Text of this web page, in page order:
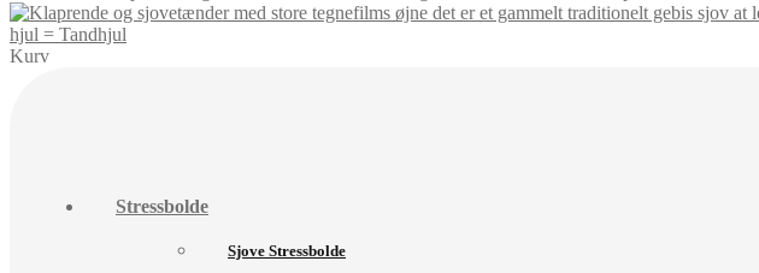
hjul = Tandhjul
Kurv
Stressbolde
Sjove Stressbolde